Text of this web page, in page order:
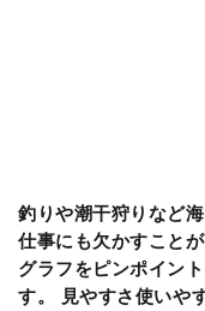
釣りや潮干狩りなど
仕事にも欠かすこと
グラフをピンポイン
す。 見やすさ使いや